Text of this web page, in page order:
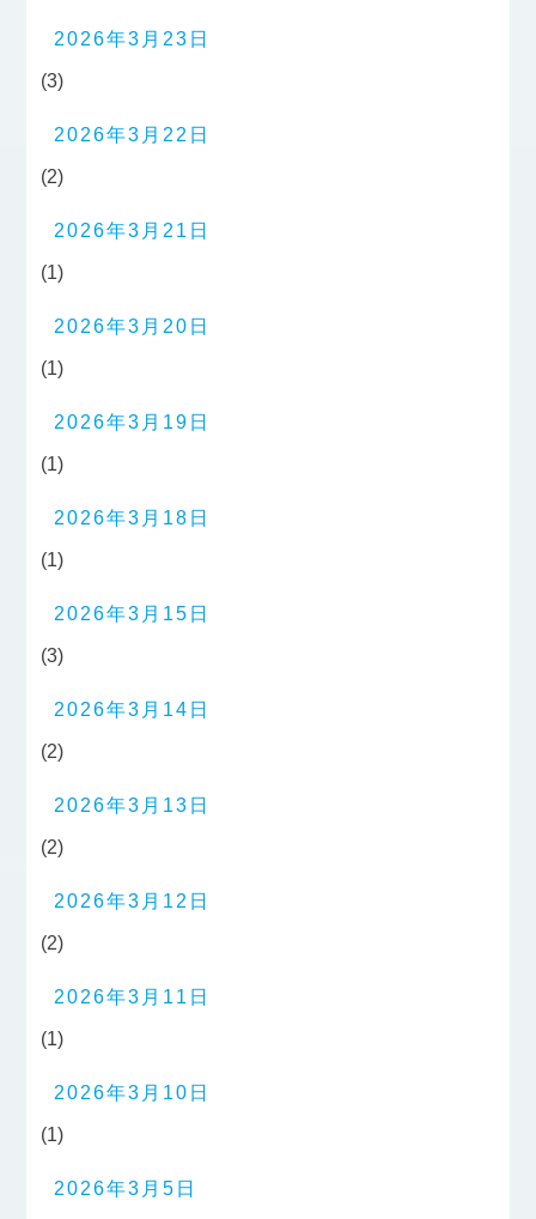
2026年3月23日
(3)
2026年3月22日
(2)
2026年3月21日
(1)
2026年3月20日
(1)
2026年3月19日
(1)
2026年3月18日
(1)
2026年3月15日
(3)
2026年3月14日
(2)
2026年3月13日
(2)
2026年3月12日
(2)
2026年3月11日
(1)
2026年3月10日
(1)
2026年3月5日